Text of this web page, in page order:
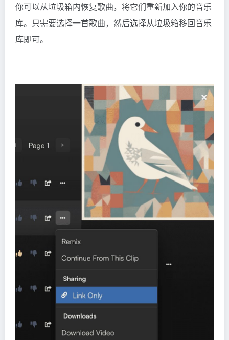
你可以从垃圾箱内恢复歌曲，将它们重新加入你的音乐
库。只需要选择一首歌曲，然后选择从垃圾箱移回音乐
库即可。